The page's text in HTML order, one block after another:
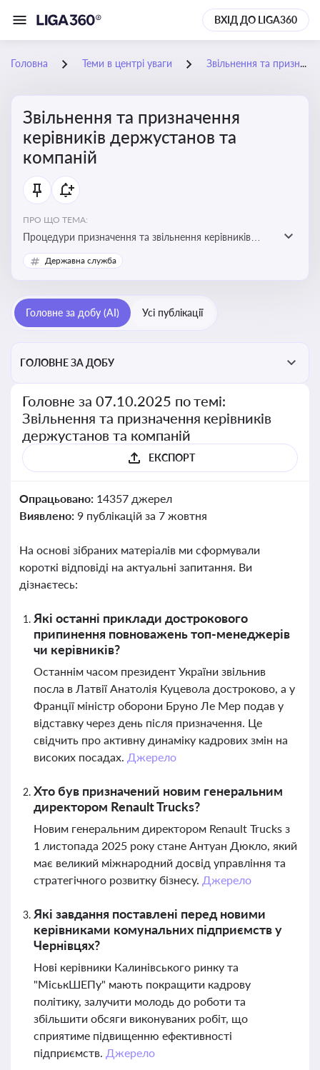
ВХІД ДО LIGA360
Головна Теми в центрі уваги Звільнення та призначення керівників держустанов та компаній
Звільнення та призначення
керівників держустанов та
компаній
ПРО ЩО ТЕМА:
Процедури призначення та звільнення керівників
установ та підприємств
Державна служба
Головне за добу (AI) Усі публікації
ГОЛОВНЕ ЗА ДОБУ
Головне за 07.10.2025 по темі:
Звільнення та призначення керівників
держустанов та компаній
ЕКСПОРТ
Опрацьовано: 14357 джерел
Виявлено: 9 публікацій за 7 жовтня
На основі зібраних матеріалів ми сформували
короткі відповіді на актуальні запитання. Ви
дізнаєтесь:
Які останні приклади дострокового
припинення повноважень топ-менеджерів
чи керівників?
Останнім часом президент України звільнив
посла в Латвії Анатолія Куцевола достроково, а у
Франції міністр оборони Бруно Ле Мер подав у
відставку через день після призначення. Це
свідчить про активну динаміку кадрових змін на
високих посадах. Джерело
Хто був призначений новим генеральним
директором Renault Trucks?
Новим генеральним директором Renault Trucks з
1 листопада 2025 року стане Антуан Дюкло, який
має великий міжнародний досвід управління та
стратегічного розвитку бізнесу. Джерело
Які завдання поставлені перед новими
керівниками комунальних підприємств у
Чернівцях?
Нові керівники Калинівського ринку та
"МіськШЕПу" мають покращити кадрову
політику, залучити молодь до роботи та
збільшити обсяги виконуваних робіт, що
сприятиме підвищенню ефективності
підприємств. Джерело